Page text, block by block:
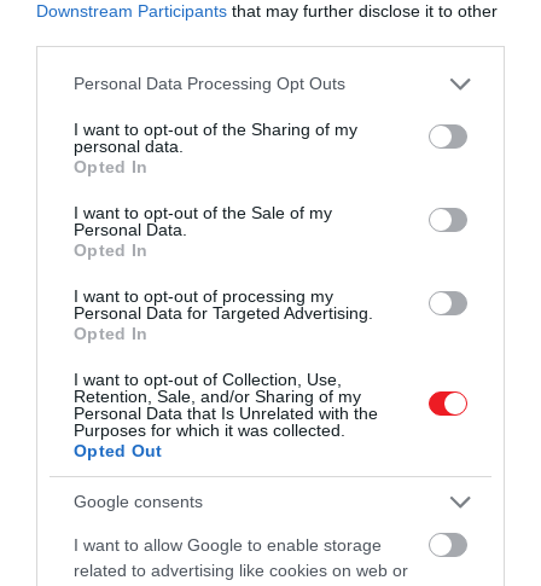
Downstream Participants that may further disclose it to other
Please note that this website/app uses one or more Google
not limited to your visit or usage behaviour. You may click to
grant or deny consent to Google and its third-party tags to
use your data for below specified purposes in below Google
consent section.
Personal Data Processing Opt Outs
I want to opt-out of the Sharing of my
personal data.
Opted In
I want to opt-out of the Sale of my
Personal Data.
Opted In
I want to opt-out of processing my
Personal Data for Targeted Advertising.
Opted In
I want to opt-out of Collection, Use,
Retention, Sale, and/or Sharing of my
Personal Data that Is Unrelated with the
Purposes for which it was collected.
Opted Out
Google consents
I want to allow Google to enable storage
related to advertising like cookies on web or
hozzájárul az idősebb korosztály és a cukorbetegek
jobb fizikai állapotához is.
Ez is érdekelhet!
pofonegyszerű megérteni a zent
A leghatékonyabb sétaforma
idősebb felnőttet három csoportra osztottak: az első
csoport egyáltalán nem sétált, a második csoport
naponta kb. 8000 lépést tett meg heti legalább 4
napon keresztül, a harmadik csoport pedig
kifejezetten a japán séta programot alkalmazta –
hetente ugyanannyiszor gyalogoltak, de a módszer
szakaszait teljesítették.